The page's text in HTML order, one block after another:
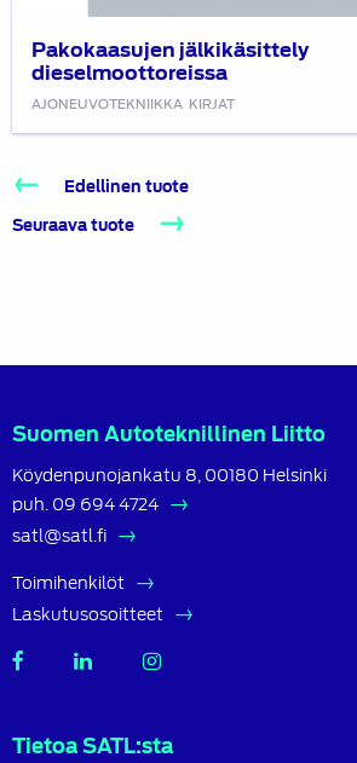
Pakokaasujen jälkikäsittely
dieselmoottoreissa
AJONEUVOTEKNIIKKA KIRJAT
Edellinen tuote
Seuraava tuote
Suomen Autoteknillinen Liitto
Köydenpunojankatu 8, 00180 Helsinki
puh. 09 694 4724
satl@satl.fi
Toimihenkilöt
Laskutusosoitteet
SATL
SATL
Tietoa SATL:sta